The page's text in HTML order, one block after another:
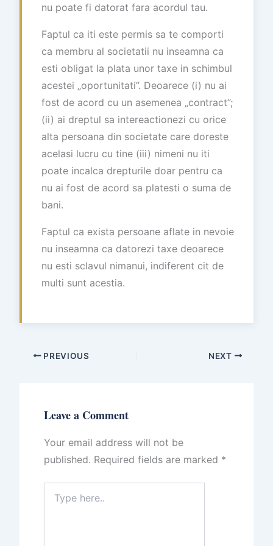
nu poate fi datorat fara acordul tau.
Faptul ca iti este permis sa te comporti
ca membru al societatii nu inseamna ca
esti obligat la plata unor taxe in schimbul
acestei „oportunitati”. Deoarece (i) nu ai
fost de acord cu un asemenea „contract”;
(ii) ai dreptul sa intereactionezi cu orice
alta persoana din societate care doreste
acelasi lucru cu tine (iii) nimeni nu iti
poate incalca drepturile doar pentru ca
nu ai fost de acord sa platesti o suma de
bani.
Faptul ca exista persoane aflate in nevoie
nu inseamna ca datorezi taxe deoarece
nu esti sclavul nimanui, indiferent cit de
multi sunt acestia.
PREVIOUS NEXT
Leave a Comment
Your email address will not be
published. Required fields are marked *
here..